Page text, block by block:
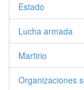
Estado
Lucha armada
Martirio
Organizaciones